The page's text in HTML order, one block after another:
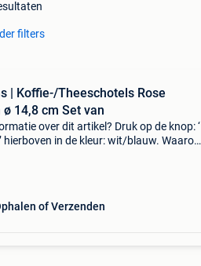
filters
| Koffie-/Theeschotels Rose
ø 14,8 cm Set van
over dit artikel? Druk op de knop: ‘
hierboven in de kleur: wit/blauw. Waarom
of Verzenden